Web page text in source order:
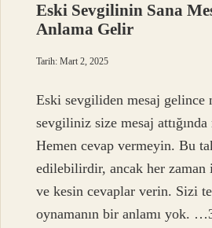
Eski Sevgilinin Sana
Anlama Gelir
Tarih: Mart 2, 2025
Eski sevgiliden mesaj gelince
sevgiliniz size mesaj attığında
Hemen cevap vermeyin. Bu
edilebilirdir, ancak her
ve kesin cevaplar verin. Sizi
oynamanın bir anlamı yok.